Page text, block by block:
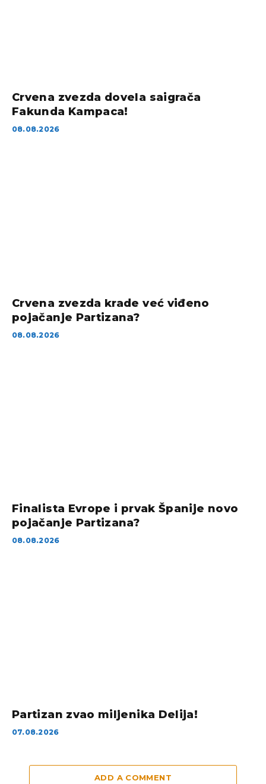
Crvena zvezda dovela saigrača
Fakunda Kampaca!
08.08.2026
Crvena zvezda krade već viđeno
pojačanje Partizana?
08.08.2026
Finalista Evrope i prvak Španije novo
pojačanje Partizana?
08.08.2026
Partizan zvao miljenika Delija!
07.08.2026
ADD A COMMENT